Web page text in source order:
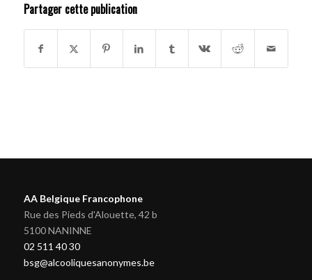
Partager cette publication
AA Belgique Francophone
Rue des Pieds d'Alouette, 42 b
5100 NANINNE
02 511 40 30
bsg@alcooliquesanonymes.be